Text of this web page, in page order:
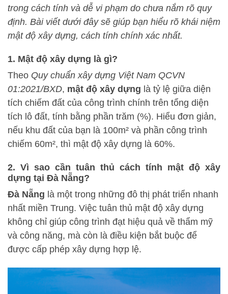
trong cách tính và dễ vi phạm do chưa nắm rõ quy
định. Bài viết dưới đây sẽ giúp bạn hiểu rõ khái niệm
mật độ xây dựng, cách tính chính xác nhất.
1. Mật độ xây dựng là gì?
Theo Quy chuẩn xây dựng Việt Nam QCVN
01:2021/BXD, mật độ xây dựng là tỷ lệ giữa diện
tích chiếm đất của công trình chính trên tổng diện
tích lô đất, tính bằng phần trăm (%). Hiểu đơn giản,
nếu khu đất của bạn là 100m² và phần công trình
chiếm 60m², thì mật độ xây dựng là 60%.
2. Vì sao cần tuân thủ cách tính mật độ xây
dựng tại Đà Nẵng?
Đà Nẵng là một trong những đô thị phát triển nhanh
nhất miền Trung. Việc tuân thủ mật độ xây dựng
không chỉ giúp công trình đạt hiệu quả về thẩm mỹ
và công năng, mà còn là điều kiện bắt buộc để
được cấp phép xây dựng hợp lệ.